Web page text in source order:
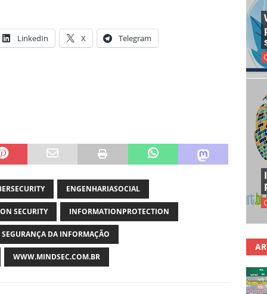
LinkedIn X Telegram
ENGENHARIASOCIAL
SECURITY INFORMATIONPROTECTION
SEGURANÇA DA INFORMAÇÃO
WWW.MINDSEC.COM.BR